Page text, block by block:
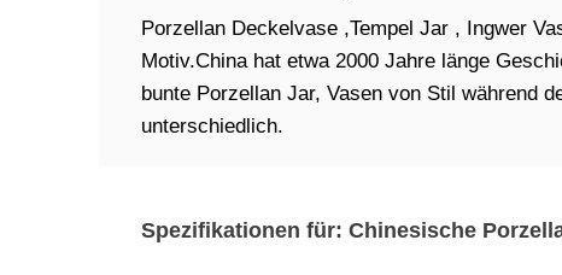
Porzellan Deckelvase ,Tempel Jar , Ingwer
Motiv.China hat etwa 2000 Jahre länge
bunte Porzellan Jar, Vasen von Stil während
unterschiedlich.
Spezifikationen für: Chinesische